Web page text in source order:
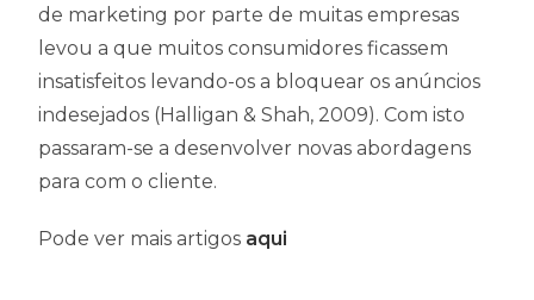
de marketing por parte de muitas empresas
levou a que muitos consumidores ficassem
insatisfeitos levando-os a bloquear os anúncios
indesejados (Halligan & Shah, 2009). Com isto
passaram-se a desenvolver novas abordagens
para com o cliente.
Pode ver mais artigos aqui